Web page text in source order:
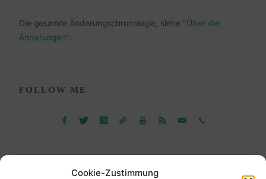
Cookie-Zustimmung
Die gesamte Änderungschronologie, siehe "Über die
Änderungen".
FOLLOW ME